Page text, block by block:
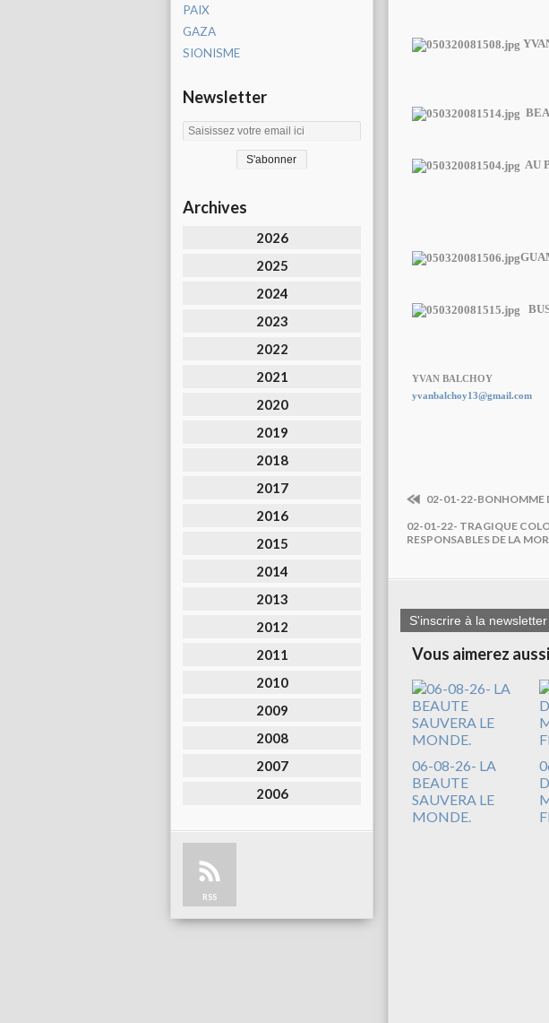
PAIX
GAZA
SIONISME
Newsletter
Archives
2026
2025
2024
2023
2022
2021
2020
2019
2018
2017
2016
2015
2014
2013
2012
2011
2010
2009
2008
2007
2006
RSS
AU
YVAN BALCHOY
yvanbalchoy13@gmail.com
02-01-22-BONHOMME
02-01-22- TRAGIQUE
RESPONSABLES DE LA
S'inscrire à la newsletter
Vous aimerez
06-08-26- LA
BEAUTE
SAUVERA LE
MONDE.